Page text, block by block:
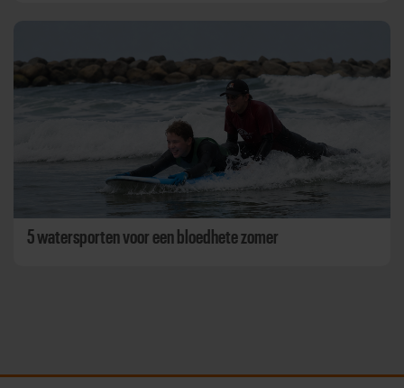
5 watersporten voor een bloedhete zomer